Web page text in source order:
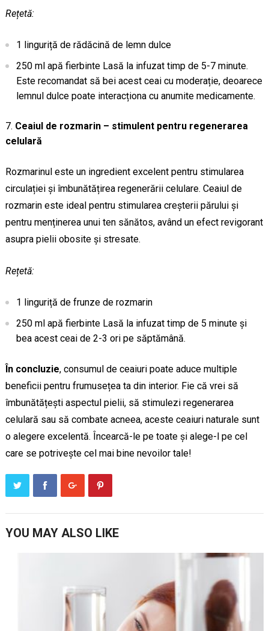
Rețetă:
1 linguriță de rădăcină de lemn dulce
250 ml apă fierbinte Lasă la infuzat timp de 5-7 minute.
Este recomandat să bei acest ceai cu moderație, deoarece
lemnul dulce poate interacționa cu anumite medicamente.
Ceaiul de rozmarin – stimulent pentru regenerarea
celulară
Rozmarinul este un ingredient excelent pentru stimularea
circulației și îmbunătățirea regenerării celulare. Ceaiul de
rozmarin este ideal pentru stimularea creșterii părului și
pentru menținerea unui ten sănătos, având un efect revigorant
asupra pielii obosite și stresate.
Rețetă:
1 linguriță de frunze de rozmarin
250 ml apă fierbinte Lasă la infuzat timp de 5 minute și
bea acest ceai de 2-3 ori pe săptămână.
În concluzie, consumul de ceaiuri poate aduce multiple
beneficii pentru frumusețea ta din interior. Fie că vrei să
îmbunătățești aspectul pielii, să stimulezi regenerarea
celulară sau să combate acneea, aceste ceaiuri naturale sunt
o alegere excelentă. Încearcă-le pe toate și alege-l pe cel
care se potrivește cel mai bine nevoilor tale!
YOU MAY ALSO LIKE